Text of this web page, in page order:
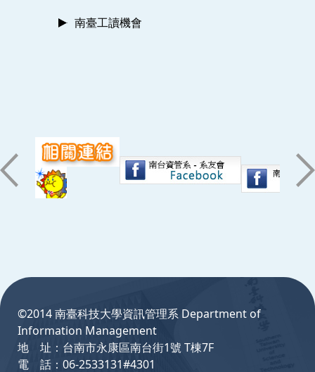
南臺工讀機會
©2014 南臺科技大學資訊管理系 Department of
Information Management
地 址：台南市永康區南台街1號 T棟7F
電 話：06-2533131#4301